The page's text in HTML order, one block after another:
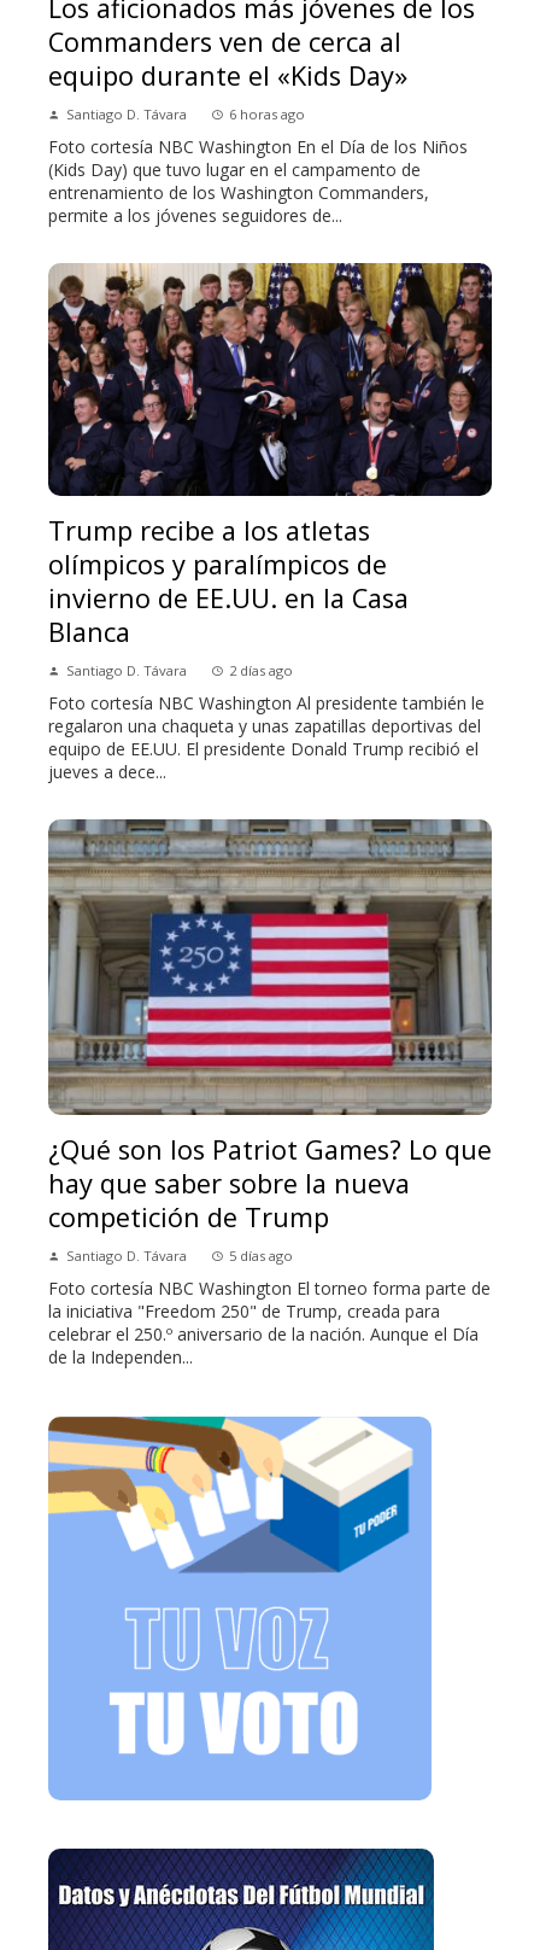
Los aficionados más jóvenes de los
Commanders ven de cerca al
equipo durante el «Kids Day»
Santiago D. Távara 6 horas ago
Foto cortesía NBC Washington En el Día de los Niños
(Kids Day) que tuvo lugar en el campamento de
entrenamiento de los Washington Commanders,
permite a los jóvenes seguidores de...
Trump recibe a los atletas
olímpicos y paralímpicos de
invierno de EE.UU. en la Casa
Blanca
Santiago D. Távara 2 días ago
Foto cortesía NBC Washington Al presidente también le
regalaron una chaqueta y unas zapatillas deportivas del
equipo de EE.UU. El presidente Donald Trump recibió el
jueves a dece...
¿Qué son los Patriot Games? Lo que
hay que saber sobre la nueva
competición de Trump
Santiago D. Távara 5 días ago
Foto cortesía NBC Washington El torneo forma parte de
la iniciativa "Freedom 250" de Trump, creada para
celebrar el 250.º aniversario de la nación. Aunque el Día
de la Independen...